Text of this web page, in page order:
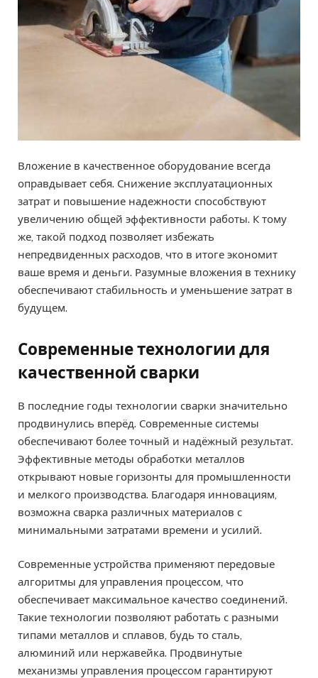
Вложение в качественное оборудование всегда
оправдывает себя. Снижение эксплуатационных
затрат и повышение надежности способствуют
увеличению общей эффективности работы. К тому
же, такой подход позволяет избежать
непредвиденных расходов, что в итоге экономит
ваше время и деньги. Разумные вложения в технику
обеспечивают стабильность и уменьшение затрат в
будущем.
Современные технологии для
качественной сварки
В последние годы технологии сварки значительно
продвинулись вперёд. Современные системы
обеспечивают более точный и надёжный результат.
Эффективные методы обработки металлов
открывают новые горизонты для промышленности
и мелкого производства. Благодаря инновациям,
возможна сварка различных материалов с
минимальными затратами времени и усилий.
Современные устройства применяют передовые
алгоритмы для управления процессом, что
обеспечивает максимальное качество соединений.
Такие технологии позволяют работать с разными
типами металлов и сплавов, будь то сталь,
алюминий или нержавейка. Продвинутые
механизмы управления процессом гарантируют